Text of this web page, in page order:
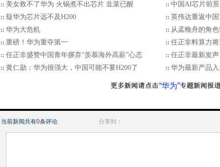
美女救不了华为 火锅煮不出芯片 韭菜已醒
中国AI芯片前
疑华为芯片远不及H200
英伟达重返中
华为大危机
从孟晚舟的角
重磅！华为重夺第一
任正非料算力
任正非盛赞中国青年摒弃“羡慕海外高薪”心态
任正非最新发声
黄仁勋：华为很强大，中国可能不要H200了
华为最新产品
“华为”
当前新闻共有0条评论 分享到：